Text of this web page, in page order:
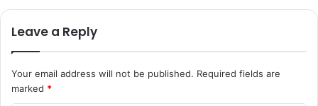
Leave a Reply
Your email address will not be published. Required fields are
marked *